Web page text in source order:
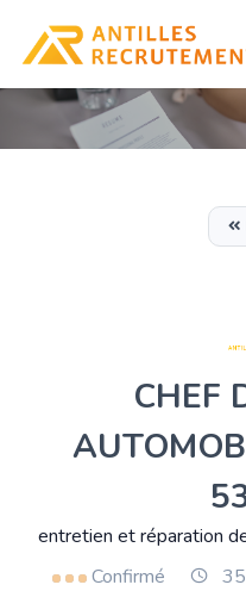
CHEF
entretien et réparation
Confirmé